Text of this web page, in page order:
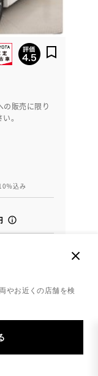
やお近くの店舗を検
販売に限り
。
％込み
ン保証付